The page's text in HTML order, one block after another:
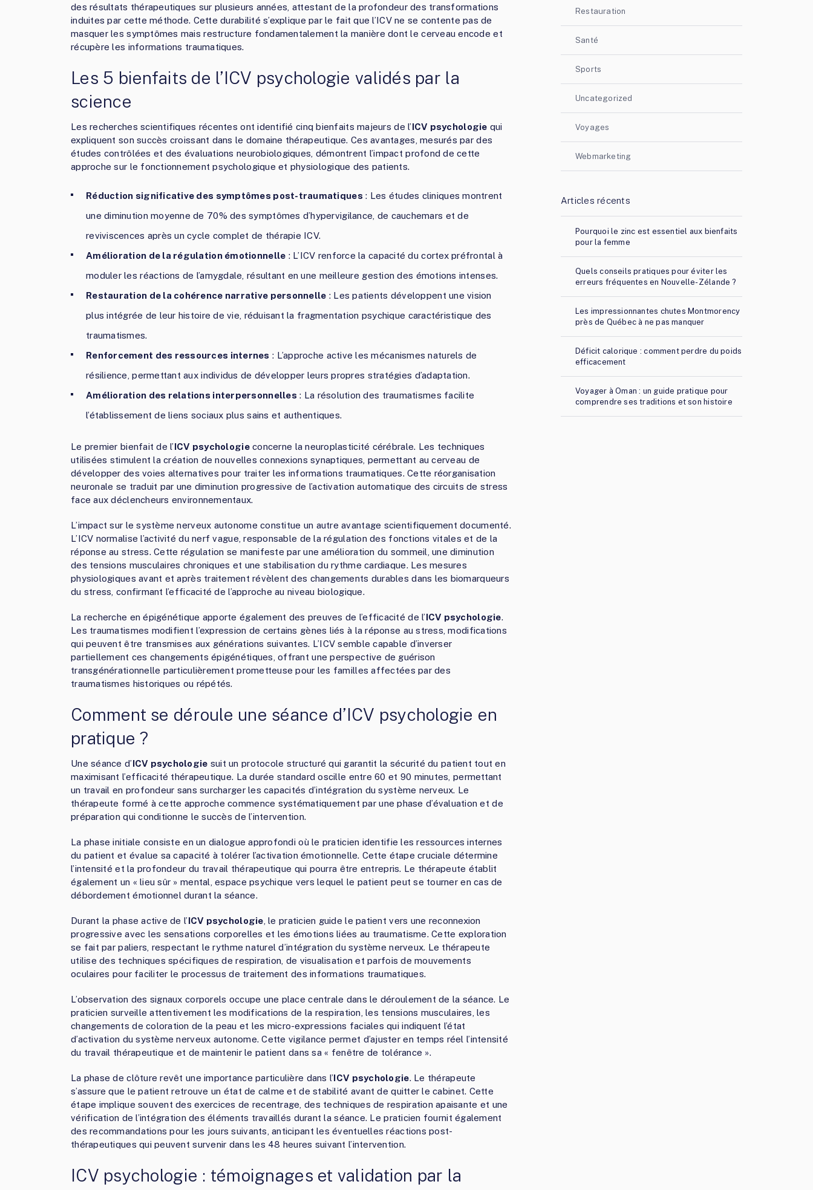
des résultats thérapeutiques sur plusieurs années, attestant de la profondeur des transformations
induites par cette méthode. Cette durabilité s’explique par le fait que l’ICV ne se contente pas de
masquer les symptômes mais restructure fondamentalement la manière dont le cerveau encode et
récupère les informations traumatiques.
Les 5 bienfaits de l’ICV psychologie validés par la
science
Les recherches scientifiques récentes ont identifié cinq bienfaits majeurs de l’ICV psychologie qui
expliquent son succès croissant dans le domaine thérapeutique. Ces avantages, mesurés par des
études contrôlées et des évaluations neurobiologiques, démontrent l’impact profond de cette
approche sur le fonctionnement psychologique et physiologique des patients.
Réduction significative des symptômes post-traumatiques : Les études cliniques montrent
une diminution moyenne de 70% des symptômes d’hypervigilance, de cauchemars et de
reviviscences après un cycle complet de thérapie ICV.
Amélioration de la régulation émotionnelle : L’ICV renforce la capacité du cortex préfrontal à
moduler les réactions de l’amygdale, résultant en une meilleure gestion des émotions intenses.
Restauration de la cohérence narrative personnelle : Les patients développent une vision
plus intégrée de leur histoire de vie, réduisant la fragmentation psychique caractéristique des
traumatismes.
Renforcement des ressources internes : L’approche active les mécanismes naturels de
résilience, permettant aux individus de développer leurs propres stratégies d’adaptation.
Amélioration des relations interpersonnelles : La résolution des traumatismes facilite
l’établissement de liens sociaux plus sains et authentiques.
Le premier bienfait de l’ICV psychologieconcerne la neuroplasticité cérébrale. Les techniques
utilisées stimulent la création de nouvelles connexions synaptiques, permettant au cerveau de
développer des voies alternatives pour traiter les informations traumatiques. Cette réorganisation
neuronale se traduit par une diminution progressive de l’activation automatique des circuits de stress
face aux déclencheurs environnementaux.
L’impact sur le système nerveux autonome constitue un autre avantage scientifiquement documenté.
L’ICV normalise l’activité du nerf vague, responsable de la régulation des fonctions vitales et de la
réponse au stress. Cette régulation se manifeste par une amélioration du sommeil, une diminution
des tensions musculaires chroniques et une stabilisation du rythme cardiaque. Les mesures
physiologiques avant et après traitement révèlent des changements durables dans les biomarqueurs
du stress, confirmant l’efficacité de l’approche au niveau biologique.
La recherche en épigénétique apporte également des preuves de l’efficacité de l’ICV psychologie.
Les traumatismes modifient l’expression de certains gènes liés à la réponse au stress, modifications
qui peuvent être transmises aux générations suivantes. L’ICV semble capable d’inverser
partiellement ces changements épigénétiques, offrant une perspective de guérison
transgénérationnelle particulièrement prometteuse pour les familles affectées par des
traumatismes historiques ou répétés.
Comment se déroule une séance d’ICV psychologie en
pratique ?
Une séance d’ICV psychologie suit un protocole structuré qui garantit la sécurité du patient tout en
maximisant l’efficacité thérapeutique. La durée standard oscille entre 60 et 90 minutes, permettant
un travail en profondeur sans surcharger les capacités d’intégration du système nerveux. Le
thérapeute formé à cette approche commence systématiquement par une phase d’évaluation et de
préparation qui conditionne le succès de l’intervention.
La phase initiale consiste en un dialogue approfondi où le praticien identifie les ressources internes
du patient et évalue sa capacité à tolérer l’activation émotionnelle. Cette étape cruciale détermine
l’intensité et la profondeur du travail thérapeutique qui pourra être entrepris. Le thérapeute établit
également un « lieu sûr » mental, espace psychique vers lequel le patient peut se tourner en cas de
débordement émotionnel durant la séance.
Durant la phase active de l’ICV psychologie , le praticien guide le patient vers une reconnexion
progressive avec les sensations corporelles et les émotions liées au traumatisme. Cette exploration
se fait par paliers, respectant le rythme naturel d’intégration du système nerveux. Le thérapeute
utilise des techniques spécifiques de respiration, de visualisation et parfois de mouvements
oculaires pour faciliter le processus de traitement des informations traumatiques.
L’observation des signaux corporels occupe une place centrale dans le déroulement de la séance. Le
praticien surveille attentivement les modifications de la respiration, les tensions musculaires, les
changements de coloration de la peau et les micro-expressions faciales qui indiquent l’état
d’activation du système nerveux autonome. Cette vigilance permet d’ajuster en temps réel l’intensité
du travail thérapeutique et de maintenir le patient dans sa « fenêtre de tolérance ».
La phase de clôture revêt une importance particulière dans l’ICV psychologie. Le thérapeute
s’assure que le patient retrouve un état de calme et de stabilité avant de quitter le cabinet. Cette
étape implique souvent des exercices de recentrage, des techniques de respiration apaisante et une
vérification de l’intégration des éléments travaillés durant la séance. Le praticien fournit également
des recommandations pour les jours suivants, anticipant les éventuelles réactions post-
thérapeutiques qui peuvent survenir dans les 48 heures suivant l’intervention.
ICV psychologie : témoignages et validation par la
Restauration
Santé
Sports
Uncategorized
Voyages
Webmarketing
Articles récents
Pourquoi le zinc est essentiel aux bienfaits
pour la femme
Quels conseils pratiques pour éviter les
erreurs fréquentes en Nouvelle-Zélande ?
Les impressionnantes chutes Montmorency
près de Québec à ne pas manquer
Déficit calorique : comment perdre du poids
efficacement
Voyager à Oman : un guide pratique pour
comprendre ses traditions et son histoire